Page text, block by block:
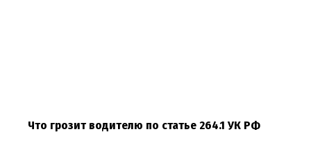
Что грозит водителю по статье 264.1 УК РФ